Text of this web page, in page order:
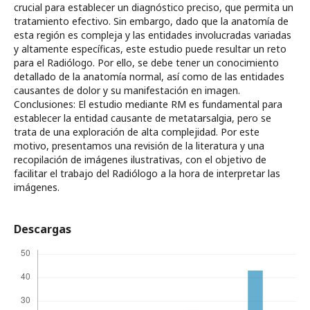
crucial para establecer un diagnóstico preciso, que permita un
tratamiento efectivo. Sin embargo, dado que la anatomía de
esta región es compleja y las entidades involucradas variadas
y altamente específicas, este estudio puede resultar un reto
para el Radiólogo. Por ello, se debe tener un conocimiento
detallado de la anatomía normal, así como de las entidades
causantes de dolor y su manifestación en imagen.
Conclusiones: El estudio mediante RM es fundamental para
establecer la entidad causante de metatarsalgia, pero se
trata de una exploración de alta complejidad. Por este
motivo, presentamos una revisión de la literatura y una
recopilación de imágenes ilustrativas, con el objetivo de
facilitar el trabajo del Radiólogo a la hora de interpretar las
imágenes.
Descargas